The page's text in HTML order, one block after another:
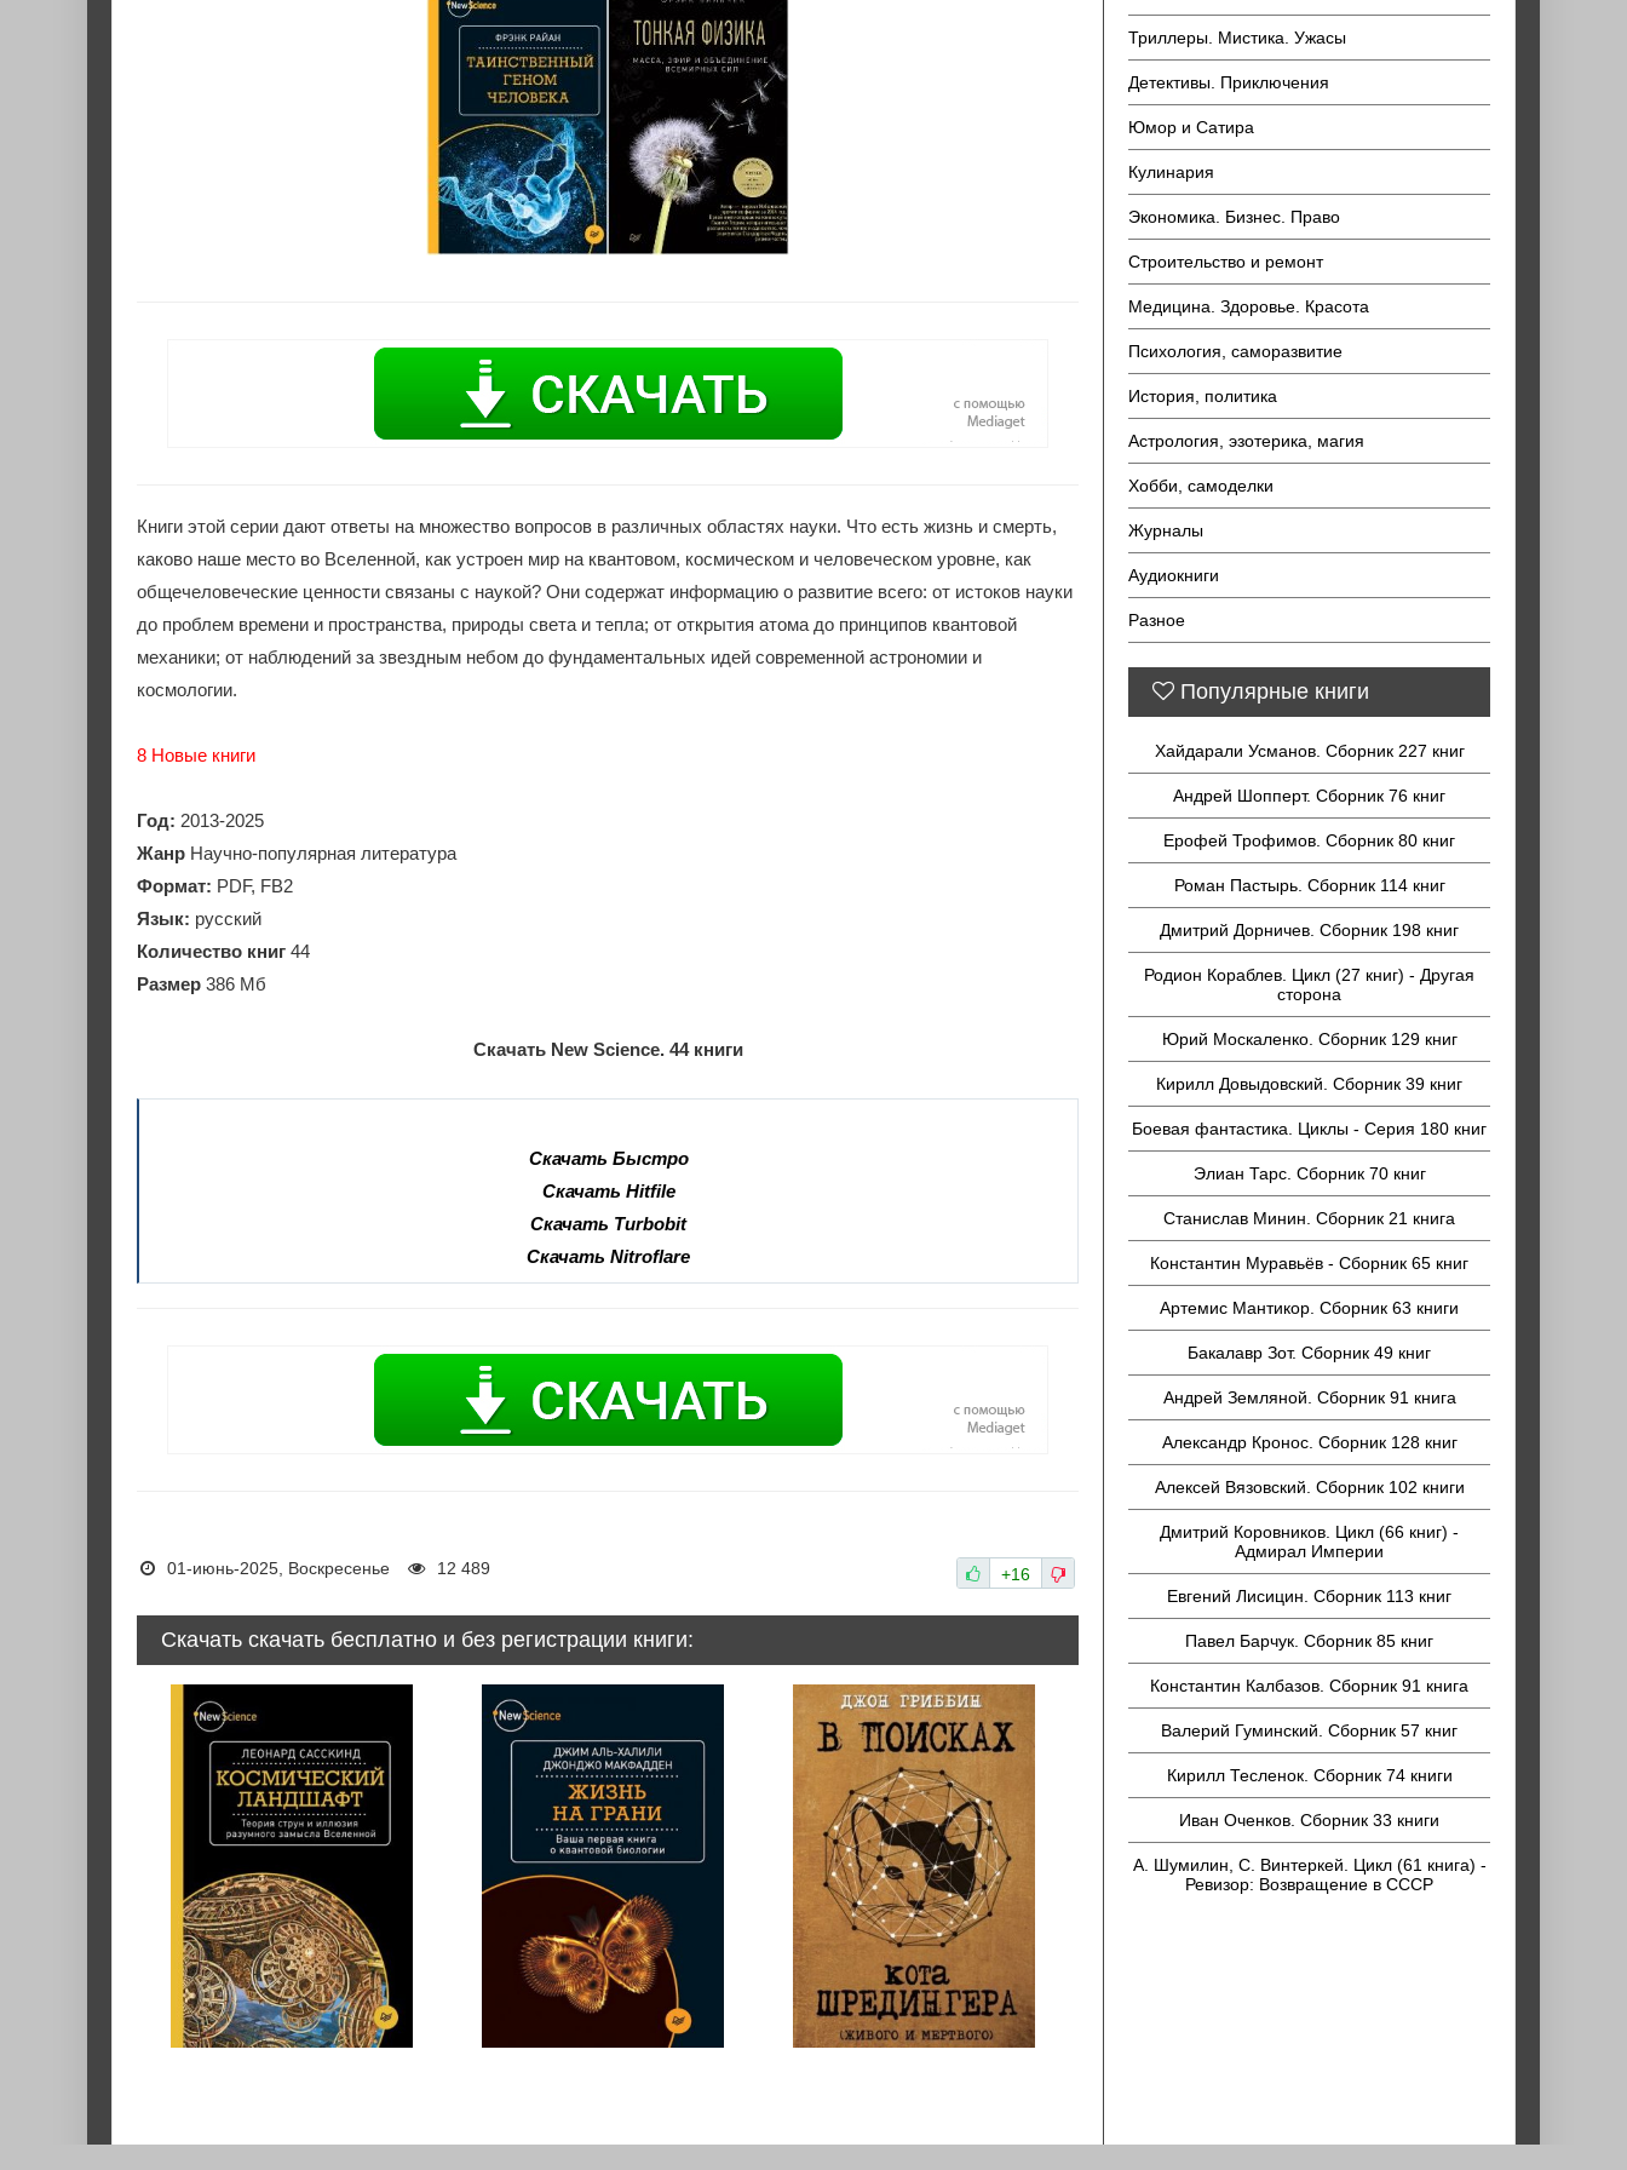
Книги этой серии дают ответы на множество вопросов в различных областях науки. Что есть жизнь и смерть,
каково наше место во Вселенной, как устроен мир на квантовом, космическом и человеческом уровне, как
общечеловеческие ценности связаны с наукой? Они содержат информацию о развитие всего: от истоков науки
до проблем времени и пространства, природы света и тепла; от открытия атома до принципов квантовой
механики; от наблюдений за звездным небом до фундаментальных идей современной астрономии и
космологии.
8 Новые книги
Год: 2013-2025
Жанр Научно-популярная литература
Формат: PDF, FB2
Язык: русский
Количество книг 44
Размер 386 Мб
Скачать New Science. 44 книги
Скачать Быстро
Скачать Hitfile
Скачать Turbobit
Скачать Nitroflare
01-июнь-2025, Воскресенье 12 489 +16
Скачать скачать бесплатно и без регистрации книги:
Триллеры. Мистика. Ужасы
Детективы. Приключения
Юмор и Сатира
Кулинария
Экономика. Бизнес. Право
Строительство и ремонт
Медицина. Здоровье. Красота
Психология, саморазвитие
История, политика
Астрология, эзотерика, магия
Хобби, самоделки
Журналы
Аудиокниги
Разное
Популярные книги
Хайдарали Усманов. Сборник 227 книг
Андрей Шопперт. Сборник 76 книг
Ерофей Трофимов. Сборник 80 книг
Роман Пастырь. Сборник 114 книг
Дмитрий Дорничев. Сборник 198 книг
Родион Кораблев. Цикл (27 книг) - Другая
сторона
Юрий Москаленко. Сборник 129 книг
Кирилл Довыдовский. Сборник 39 книг
Боевая фантастика. Циклы - Серия 180 книг
Элиан Тарс. Сборник 70 книг
Станислав Минин. Сборник 21 книга
Константин Муравьёв - Сборник 65 книг
Артемис Мантикор. Сборник 63 книги
Бакалавр Зот. Сборник 49 книг
Андрей Земляной. Сборник 91 книга
Александр Кронос. Сборник 128 книг
Алексей Вязовский. Сборник 102 книги
Дмитрий Коровников. Цикл (66 книг) -
Адмирал Империи
Евгений Лисицин. Сборник 113 книг
Павел Барчук. Сборник 85 книг
Константин Калбазов. Сборник 91 книга
Валерий Гуминский. Сборник 57 книг
Кирилл Тесленок. Сборник 74 книги
Иван Оченков. Сборник 33 книги
А. Шумилин, С. Винтеркей. Цикл (61 книга) -
Ревизор: Возвращение в СССР